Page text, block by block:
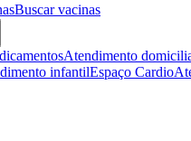
Buscar vacinas
Atendimento
infantilEspaço Cardio